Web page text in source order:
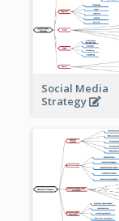
Social Media
Strategy